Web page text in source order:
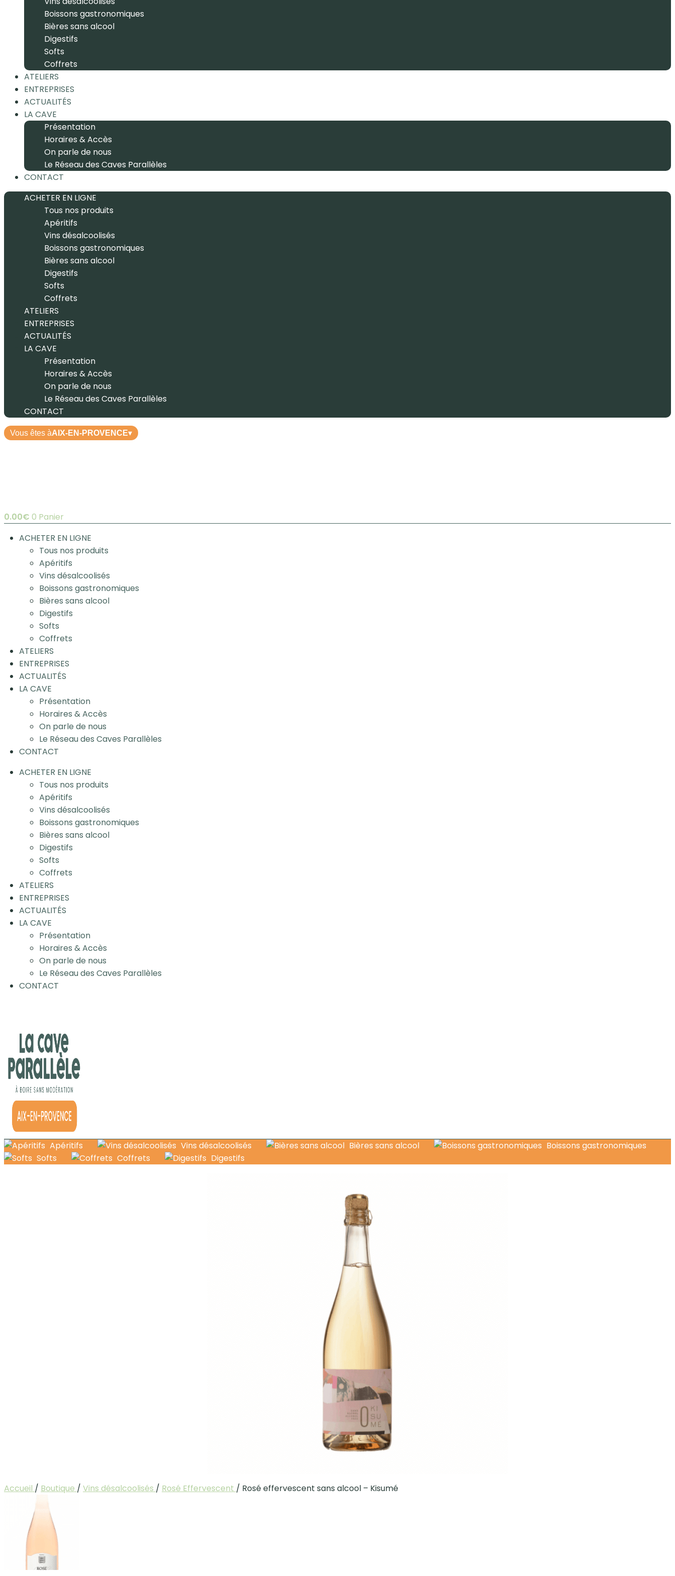
Boissons gastronomiques
Bières sans alcool
Digestifs
Softs
Coffrets
ATELIERS
ENTREPRISES
ACTUALITÉS
LA CAVE
Présentation
Horaires & Accès
On parle de nous
Le Réseau des Caves Parallèles
CONTACT
ACHETER EN LIGNE
Tous nos produits
Apéritifs
Vins désalcoolisés
Boissons gastronomiques
Bières sans alcool
Digestifs
Softs
Coffrets
ATELIERS
ENTREPRISES
ACTUALITÉS
LA CAVE
Présentation
Horaires & Accès
On parle de nous
Le Réseau des Caves Parallèles
CONTACT
Vous êtes àAIX-EN-PROVENCE▾
0.00€ 0 Panier
ACHETER EN LIGNE
Tous nos produits
Apéritifs
Vins désalcoolisés
Boissons gastronomiques
Bières sans alcool
Digestifs
Softs
Coffrets
ATELIERS
ENTREPRISES
ACTUALITÉS
LA CAVE
Présentation
Horaires & Accès
On parle de nous
Le Réseau des Caves Parallèles
CONTACT
ACHETER EN LIGNE
Tous nos produits
Apéritifs
Vins désalcoolisés
Boissons gastronomiques
Bières sans alcool
Digestifs
Softs
Coffrets
ATELIERS
ENTREPRISES
ACTUALITÉS
LA CAVE
Présentation
Horaires & Accès
On parle de nous
Le Réseau des Caves Parallèles
CONTACT
Apéritifs Vins désalcoolisés Bières sans alcool
Boissons gastronomiques
Softs
Coffrets Digestifs
Accueil / Boutique / Vins désalcoolisés / Rosé Effervescent / Rosé effervescent sans alcool – Kisumé